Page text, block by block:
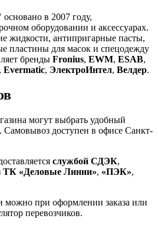
основано в 2007 году,
оборудовании и аксессуарах.
жидкости, антипригарные пасты,
пластины для масок и спецодежду
бренды Fronius, EWM, ESAB,
, Evermatic, ЭлектроИнтел, Велдер.
могут выбрать удобный
Самовывоз доступен в офисе Санкт-
службой СДЭК,
ТК «Деловые Линии», «ПЭК»,
можно при оформлении заказа или
перевозчиков.